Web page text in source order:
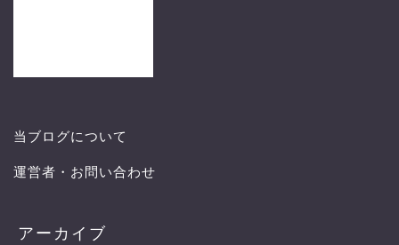
当ブログについて
運営者・お問い合わせ
アーカイブ